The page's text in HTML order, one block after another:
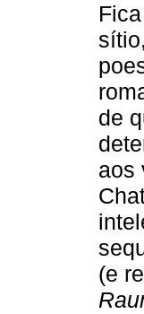
de
aos
(e